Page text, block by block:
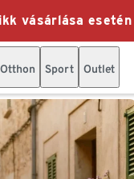
vásárlása
Otthon Sport Outlet